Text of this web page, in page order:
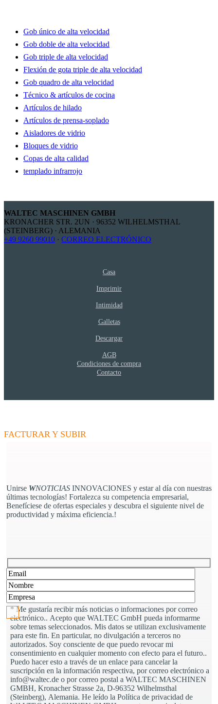
Gob único de alta velocidad
Gob doble de alta velocidad
Gob triple de alta velocidad
Flexión de gota triple de alta velocidad
Gob quadro de alta velocidad
Técnico & artículos de cocina
Artículos de hilado
Artículos de prensa-soplado
Aisladores de vidrio
Bloques de vidrio
Copas de alta calidad
templado infrarrojo
WALTEC MASCHINEN GMBH
KRONACHER STR. 2UN · 96352 WILHELMSTHAL
(STEINBERG) · ALEMANIA
+49 9260 99010 · CORREO ELECTRÓNICO
Casa
Imprimir
Intimidad
Galletas
Descargar
AGB
Condiciones de compra
Contacto
FACTURAR Y SUBIR
Unirse WNOTICIAS INNOVACIONES y estar al día con nuestras
últimas tecnologías! Fortalezca su competencia empresarial,
Benefíciese de ofertas especiales y descubra el siguiente nivel de
productividad y máxima eficiencia.!
Bitte lasse dieses Feld leer.
* Me gustaría recibir más noticias o informaciones por correo
electrónico.. Acepto que WALTEC GmbH pueda informarme
sobre temas seleccionados. Mis datos se utilizan exclusivamente
para este fin. En particular, no divulgación a terceros no
autorizados. Soy consciente de que puedo revocar mi
consentimiento en cualquier momento con efecto para el futuro..
Puedo hacer esto a través de un enlace para cancelar la
suscripción en la información respectiva, por correo electrónico a
info@waltec.de o por correo postal a WALTEC MASCHINEN
GMBH, Kronacher Strasse 2a, D-96352 Wilhelmsthal
(Steinberg), Alemania. He leído la Política de privacidad de